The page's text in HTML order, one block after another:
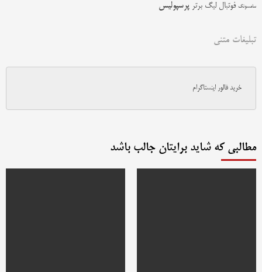
سامسونگ فوتبال لیگ برتر پرسپولیس
تبلیغات متنی
خرید فالور اینستاگرام
مطالبی که شاید برایتان جالب باشد